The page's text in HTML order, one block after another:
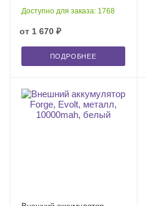
Доступно для заказа: 1768
от 1 670 ₽
ПОДРОБНЕЕ